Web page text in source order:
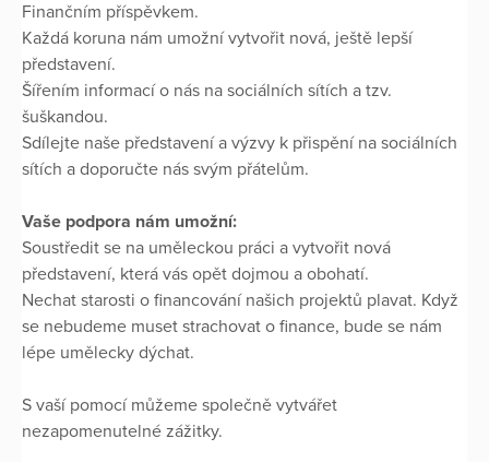
Finančním příspěvkem.
Každá koruna nám umožní vytvořit nová, ještě lepší
představení.
Šířením informací o nás na sociálních sítích a tzv.
šuškandou.
Sdílejte naše představení a výzvy k přispění na sociálních
sítích a doporučte nás svým přátelům.
Vaše podpora nám umožní:
Soustředit se na uměleckou práci a vytvořit nová
představení, která vás opět dojmou a obohatí.
Nechat starosti o financování našich projektů plavat. Když
se nebudeme muset strachovat o finance, bude se nám
lépe umělecky dýchat.
S vaší pomocí můžeme společně vytvářet
nezapomenutelné zážitky.